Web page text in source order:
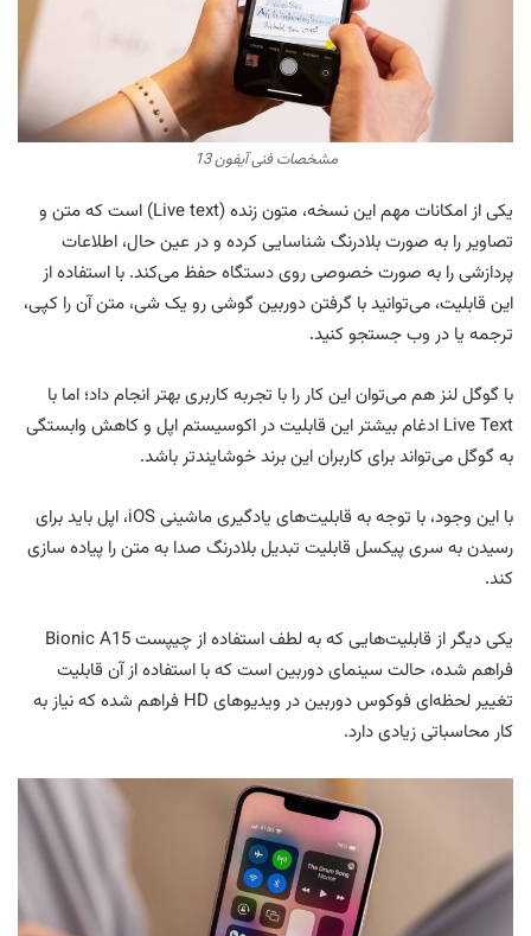
مشخصات فنی آیفون 13
یکی از امکانات مهم این نسخه، متون زنده (Live text) است که متن و
تصاویر را به صورت بلادرنگ شناسایی کرده و در عین حال، اطلاعات
پردازشی را به صورت خصوصی روی دستگاه حفظ می‌کند. با استفاده از
این قابلیت، می‌توانید با گرفتن دوربین گوشی رو یک شی، متن آن را کپی،
ترجمه یا در وب جستجو کنید.
با گوگل لنز هم می‌توان این کار را با تجربه کاربری بهتر انجام داد؛ اما با
Live Text ادغام بیشتر این قابلیت در اکوسیستم اپل و کاهش وابستگی
به گوگل می‌تواند برای کاربران این برند خوشایندتر باشد.
با این وجود، با توجه به قابلیت‌های یادگیری ماشینی iOS، اپل باید برای
رسیدن به سری پیکسل قابلیت تبدیل بلادرنگ صدا به متن را پیاده سازی
کند.
یکی دیگر از قابلیت‌هایی که به لطف استفاده از چیپست Bionic A15
فراهم شده، حالت سینمای دوربین است که با استفاده از آن قابلیت
تغییر لحظه‌ای فوکوس دوربین در ویدیوهای HD فراهم شده که نیاز به
کار محاسباتی زیادی دارد.